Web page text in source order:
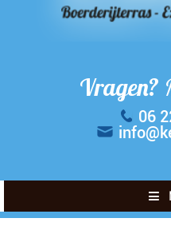
Vragen?
06